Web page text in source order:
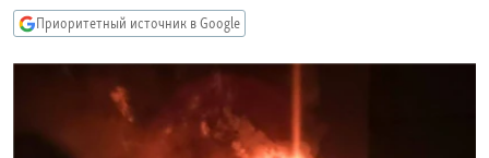
главной
навигации
Вернутся
IDEL.РЕАЛИИ
КАВКАЗ.РЕАЛИИ
СЕВЕР.РЕАЛИИ
Приоритетный источник в Google